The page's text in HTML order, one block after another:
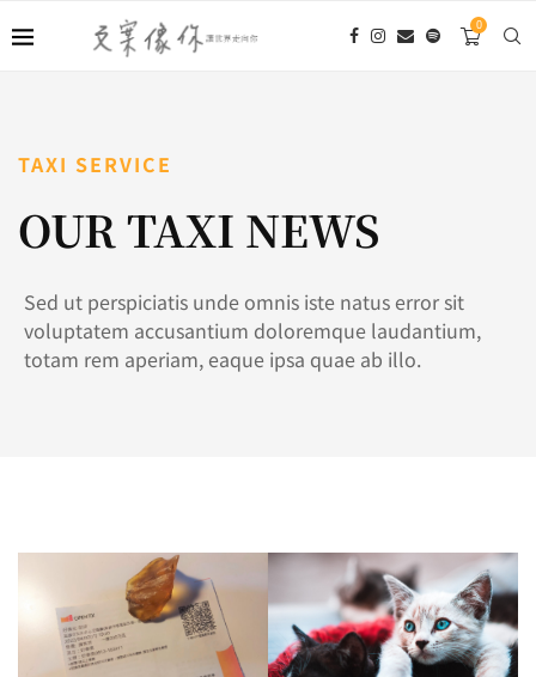
0
TAXI SERVICE
OUR TAXI NEWS
Sed ut perspiciatis unde omnis iste natus error sit
voluptatem accusantium doloremque laudantium,
totam rem aperiam, eaque ipsa quae ab illo.